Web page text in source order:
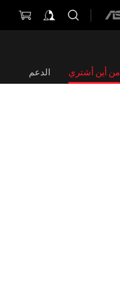
من أين أشتري الدعم